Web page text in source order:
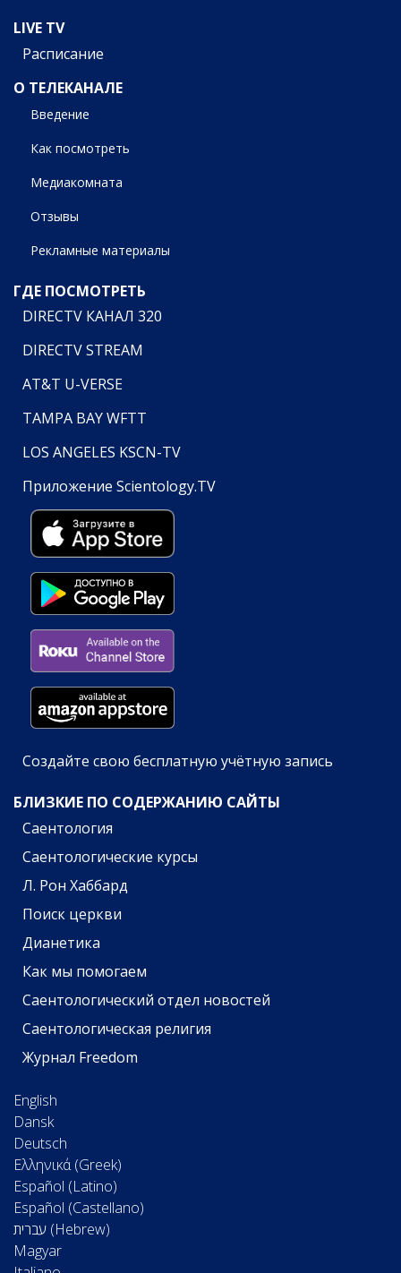
LIVE TV
Расписание
О ТЕЛЕКАНАЛЕ
Введение
Как посмотреть
Медиакомната
Отзывы
Рекламные материалы
ГДЕ ПОСМОТРЕТЬ
DIRECTV КАНАЛ 320
DIRECTV STREAM
AT&T U-VERSE
TAMPA BAY WFTT
LOS ANGELES KSCN-TV
Приложение Scientology.TV
Создайте свою бесплатную учётную запись
БЛИЗКИЕ ПО СОДЕРЖАНИЮ САЙТЫ
Саентология
Саентологические курсы
Л. Рон Хаббард
Поиск церкви
Дианетика
Как мы помогаем
Саентологический отдел новостей
Саентологическая религия
Журнал Freedom
English
Dansk
Deutsch
Ελληνικά (Greek)
Español (Latino)
Español (Castellano)
Magyar